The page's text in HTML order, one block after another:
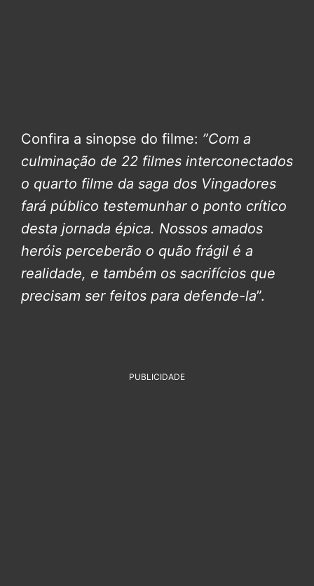
Confira a sinopse do filme: ”Com a
culminação de 22 filmes interconectados
o quarto filme da saga dos Vingadores
fará público testemunhar o ponto crítico
desta jornada épica. Nossos amados
heróis perceberão o quão frágil é a
realidade, e também os sacrifícios que
precisam ser feitos para defende-la”.
PUBLICIDADE